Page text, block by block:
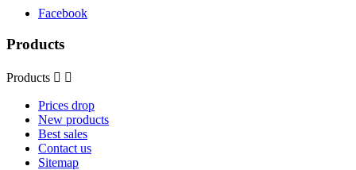
Facebook
Products
Products  
Prices drop
New products
Best sales
Contact us
Sitemap